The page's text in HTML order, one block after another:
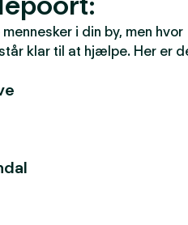
i din by, men hvor
klar til at hjælpe. Her er